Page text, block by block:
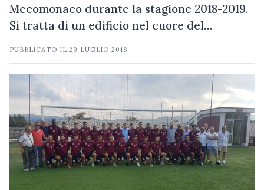
Mecomonaco durante la stagione 2018-2019.
Si tratta di un edificio nel cuore del…
PUBBLICATO IL29 LUGLIO 2018